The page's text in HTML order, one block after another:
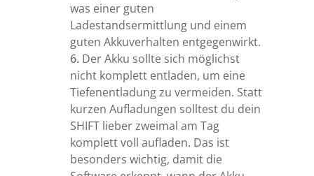
was einer guten
Ladestandsermittlung und einem
guten Akkuverhalten entgegenwirkt.
Der Akku sollte sich möglichst
nicht komplett entladen, um eine
Tiefenentladung zu vermeiden. Statt
kurzen Aufladungen solltest du dein
SHIFT lieber zweimal am Tag
komplett voll aufladen. Das ist
besonders wichtig, damit die